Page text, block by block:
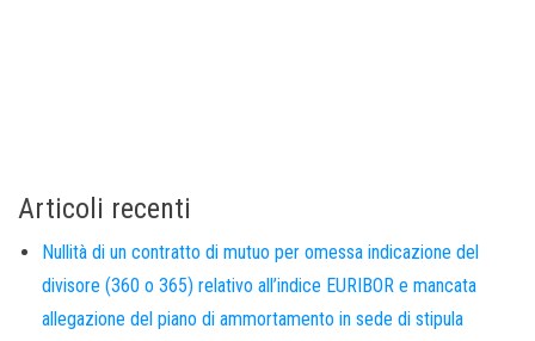
Articoli recenti
Nullità di un contratto di mutuo per omessa indicazione del
divisore (360 o 365) relativo all’indice EURIBOR e mancata
allegazione del piano di ammortamento in sede di stipula